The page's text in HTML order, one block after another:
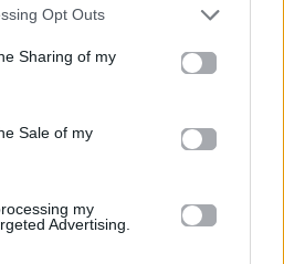
Opt Outs
Sharing of my
Sale of my
my
Advertising.
θα σε σώσουν το